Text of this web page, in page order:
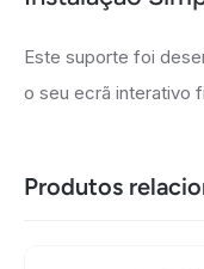
Este suporte foi
o seu ecrã interativo
Produtos